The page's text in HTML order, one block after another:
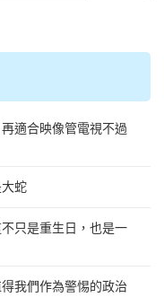
適合映像管電視不過
蛇
只是重生日，也是一
我們作為警惕的政治